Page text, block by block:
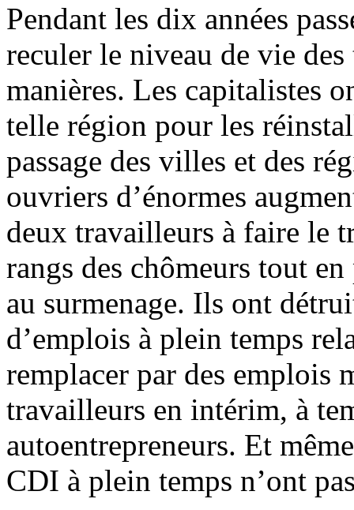
Pendant les dix années
reculer le niveau de vie
manières. Les capitalistes
telle région pour les
passage des villes et des
ouvriers d’énormes
deux travailleurs à faire le
rangs des chômeurs tout
au surmenage. Ils ont
d’emplois à plein temps
remplacer par des emplois
travailleurs en intérim, à
autoentrepreneurs. Et
CDI à plein temps n’ont